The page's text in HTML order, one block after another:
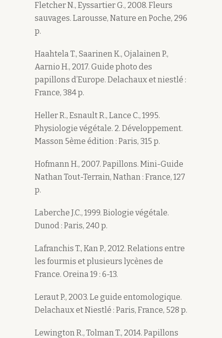
Fletcher N., Eyssartier G., 2008. Fleurs
sauvages. Larousse, Nature en Poche, 296
p.
Haahtela T., Saarinen K., Ojalainen P.,
Aarnio H., 2017. Guide photo des
papillons d’Europe. Delachaux et niestlé :
France, 384 p.
Heller R., Esnault R., Lance C., 1995.
Physiologie végétale. 2. Développement.
Masson 5ème édition : Paris, 315 p.
Hofmann H., 2007. Papillons. Mini-Guide
Nathan Tout-Terrain, Nathan : France, 127
p.
Laberche J.C., 1999. Biologie végétale.
Dunod : Paris, 240 p.
Lafranchis T., Kan P., 2012. Relations entre
les fourmis et plusieurs lycènes de
France. Oreina 19 : 6-13.
Leraut P., 2003. Le guide entomologique.
Delachaux et Niestlé : Paris, France, 528 p.
Lewington R., Tolman T., 2014. Papillons